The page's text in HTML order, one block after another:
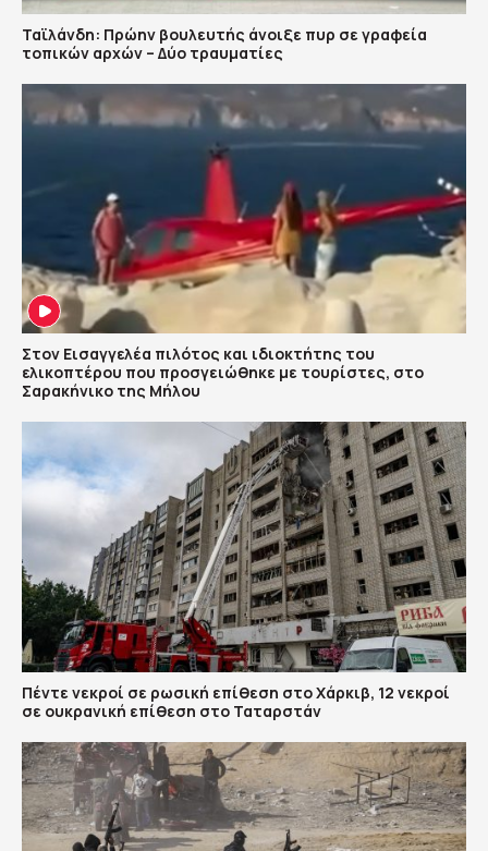
Ταϊλάνδη: Πρώην βουλευτής άνοιξε πυρ σε γραφεία
τοπικών αρχών – Δύο τραυματίες
Στον Εισαγγελέα πιλότος και ιδιοκτήτης του
ελικοπτέρου που προσγειώθηκε με τουρίστες, στο
Σαρακήνικο της Μήλου
Πέντε νεκροί σε ρωσική επίθεση στο Χάρκιβ, 12 νεκροί
σε ουκρανική επίθεση στο Ταταρστάν